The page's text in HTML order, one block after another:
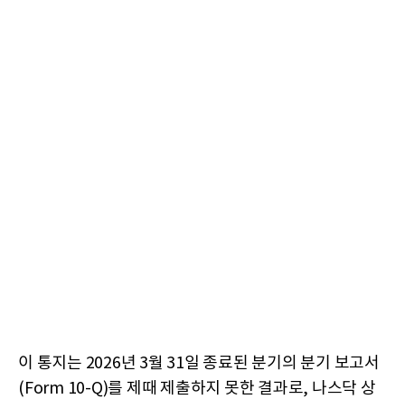
이 통지는 2026년 3월 31일 종료된 분기의 분기 보고서
(Form 10-Q)를 제때 제출하지 못한 결과로, 나스닥 상